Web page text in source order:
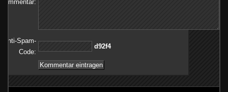
Kommentar:
Anti-Spam-
Code:
4f29d